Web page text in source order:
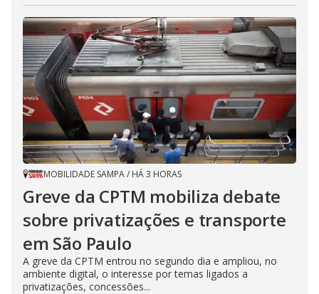
MOBILIDADE SAMPA/ HÁ 3 HORAS
Greve da CPTM mobiliza debate
sobre privatizações e transporte
em São Paulo
A greve da CPTM entrou no segundo dia e ampliou, no
ambiente digital, o interesse por temas ligados a
privatizações, concessões...